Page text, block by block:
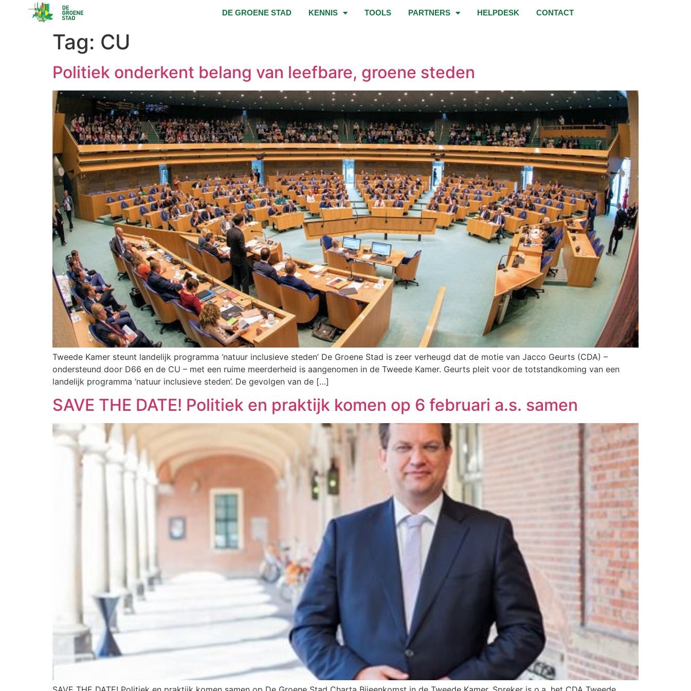
DE GROENE STAD KENNIS TOOLS PARTNERS HELPDESK CONTACT
Tag: CU
Politiek onderkent belang van leefbare, groene steden
Tweede Kamer steunt landelijk programma ‘natuur inclusieve steden’ De Groene Stad is zeer verheugd dat de motie van Jacco Geurts (CDA) –
ondersteund door D66 en de CU – met een ruime meerderheid is aangenomen in de Tweede Kamer. Geurts pleit voor de totstandkoming van een
landelijk programma ‘natuur inclusieve steden’. De gevolgen van de […]
SAVE THE DATE! Politiek en praktijk komen op 6 februari a.s. samen